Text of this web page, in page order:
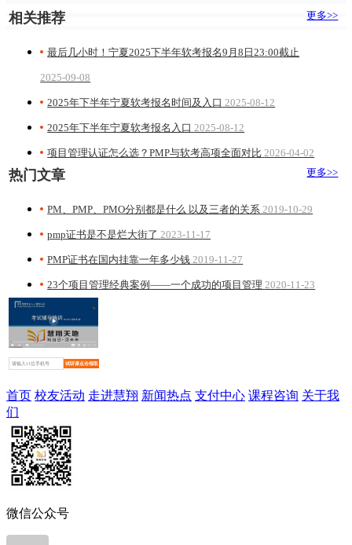
相关推荐 更多>>
最后几小时！宁夏2025下半年软考报名9月8日23:00截止
2025-09-08
2025年下半年宁夏软考报名时间及入口 2025-08-12
2025年下半年宁夏软考报名入口 2025-08-12
项目管理认证怎么选？PMP与软考高项全面对比 2026-04-02
热门文章 更多>>
PM、PMP、PMO分别都是什么 以及三者的关系 2019-10-29
pmp证书是不是烂大街了 2023-11-17
PMP证书在国内挂靠一年多少钱 2019-11-27
23个项目管理经典案例——一个成功的项目管理 2020-11-23
试听课点击领取
首页 校友活动 走进慧翔 新闻热点 支付中心 课程咨询 关于我
们
微信公众号